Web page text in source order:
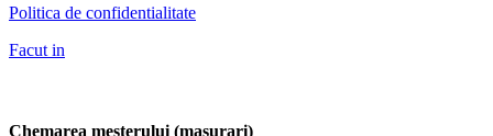
Politica de confidentialitate
Facut in
Chemarea mesterului (masurari)